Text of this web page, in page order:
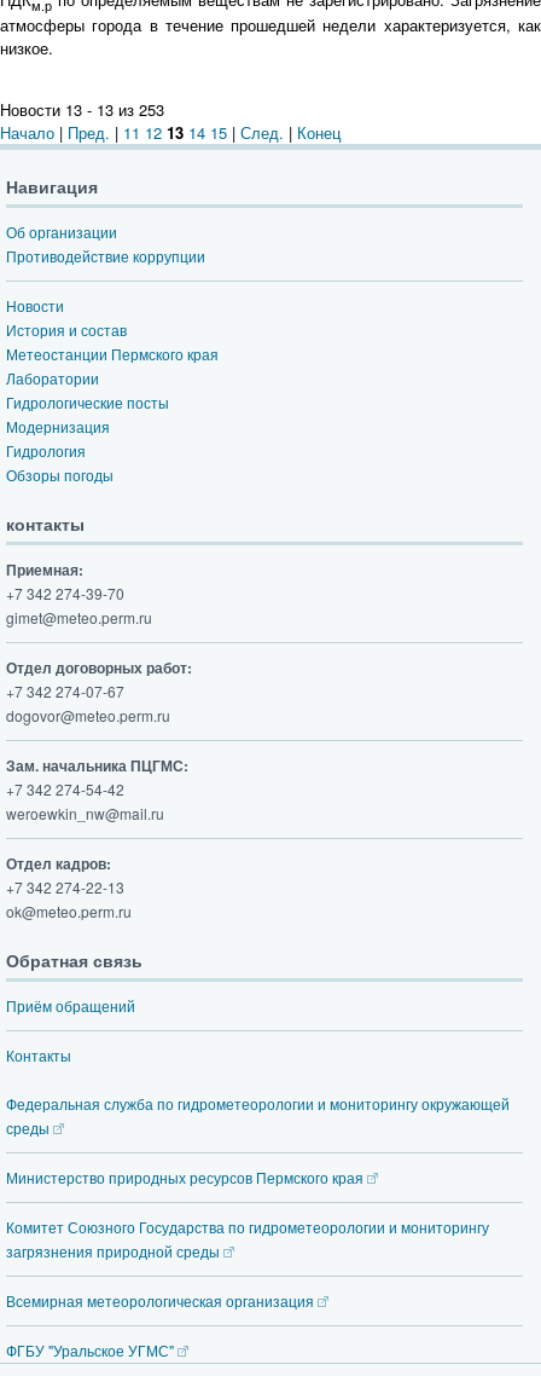
м.р
атмосферы города в течение прошедшей недели характеризуется, как
низкое.
Новости 13 - 13 из 253
Начало | Пред. | 11 12 13 14 15 | След. | Конец
Навигация
Об организации
Противодействие коррупции
Новости
История и состав
Метеостанции Пермского края
Лаборатории
Гидрологические посты
Модернизация
Гидрология
Обзоры погоды
контакты
Приемная:
+7 342 274-39-70
gimet@meteo.perm.ru
Отдел договорных работ:
+7 342 274-07-67
dogovor@meteo.perm.ru
Зам. начальника ПЦГМС:
+7 342 274-54-42
weroewkin_nw@mail.ru
Отдел кадров:
+7 342 274-22-13
ok@meteo.perm.ru
Обратная связь
Приём обращений
Контакты
Федеральная служба по гидрометеорологии и мониторингу окружающей
среды
Министерство природных ресурсов Пермского края
Комитет Союзного Государства по гидрометеорологии и мониторингу
загрязнения природной среды
Всемирная метеорологическая организация
ФГБУ "Уральское УГМС"